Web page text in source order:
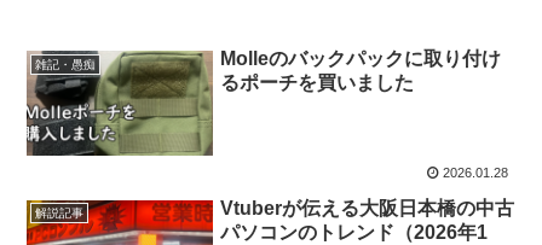
雑記・愚痴
Molleのバックパックに取り付け
るポーチを買いました
2026.01.28
解説記事
Vtuberが伝える大阪日本橋の中古
パソコンのトレンド（2026年1